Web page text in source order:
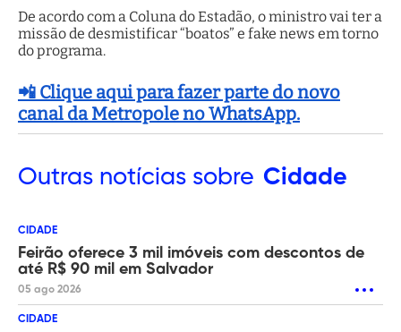
De acordo com a Coluna do Estadão, o ministro vai ter a
missão de desmistificar “boatos” e fake news em torno
do programa.
📲 Clique aqui para fazer parte do novo
canal da Metropole no WhatsApp.
Outras notícias sobre Cidade
CIDADE
Feirão oferece 3 mil imóveis com descontos de
até R$ 90 mil em Salvador
05 ago 2026
CIDADE